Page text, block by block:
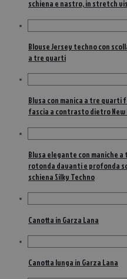
schiena e nastro, in stretch
Blouse Jersey techno con
a tre quarti
Blusa con manica a tre quarti
fascia a contrasto dietro New
Blusa elegante con maniche
rotonda davanti e profonda
schiena Silky Techno
Canotta in Garza Lana
Canotta lunga in Garza Lana